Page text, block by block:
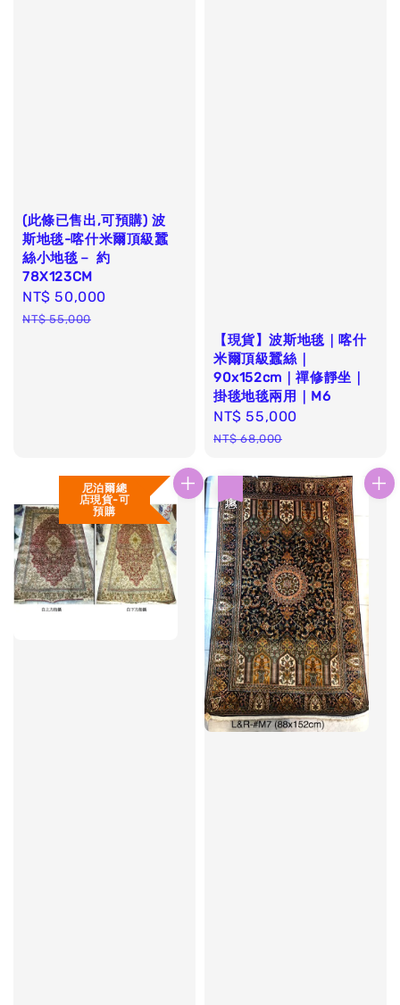
(此條已售出,可預購) 波
斯地毯-喀什米爾頂級蠶
絲小地毯－ 約
78X123CM
Sale
price
NT$ 50,000
NT$ 55,000
【現貨】波斯地毯｜喀什
米爾頂級蠶絲｜
90x152cm｜禪修靜坐｜
掛毯地毯兩用｜M6
Sale
price
NT$ 55,000
NT$ 68,000
尼泊爾總
店現貨-可
預購